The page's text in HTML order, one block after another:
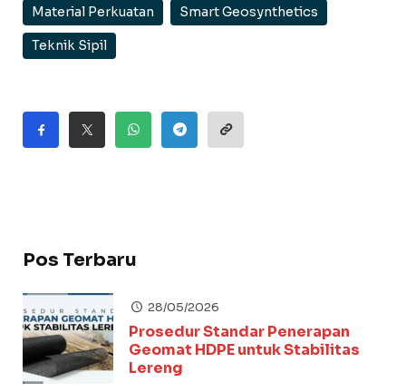
Material Perkuatan Smart Geosynthetics
Teknik Sipil
Pos Terbaru
28/05/2026
Prosedur Standar Penerapan
Geomat HDPE untuk Stabilitas
Lereng